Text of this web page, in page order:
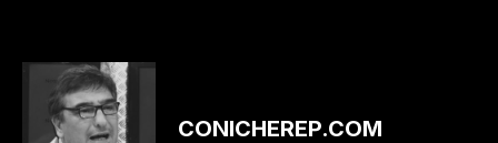
CONICHEREP.COM